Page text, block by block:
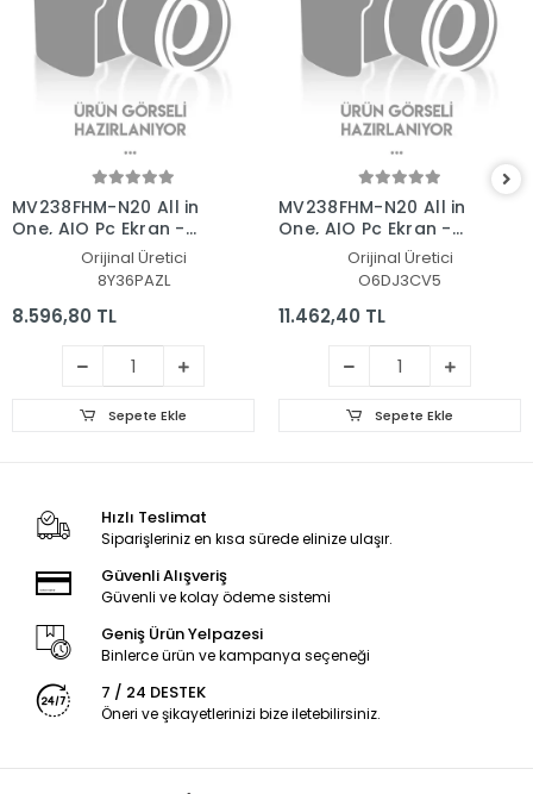
MV238FHM-N20 All in
One, AIO Pc Ekran -
Orijinal Üretici
8Y36PAZL
8.596,80 TL
Sepete Ekle
MV238FHM-N20 All in
One, AIO Pc Ekran -
Orijinal Üretici
O6DJ3CV5
11.462,40 TL
Sepete Ekle
Hızlı Teslimat
Siparişleriniz en kısa sürede elinize ulaşır.
Güvenli Alışveriş
Güvenli ve kolay ödeme sistemi
Geniş Ürün Yelpazesi
Binlerce ürün ve kampanya seçeneği
7 / 24 DESTEK
Öneri ve şikayetlerinizi bize iletebilirsiniz.